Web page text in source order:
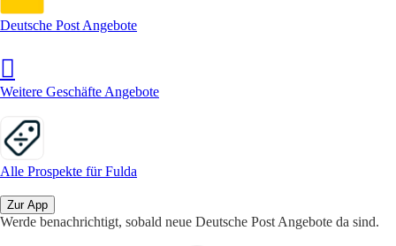
Deutsche Post Angebote
Weitere Geschäfte Angebote
Alle Prospekte für Fulda
Zur App
Werde benachrichtigt, sobald neue Deutsche Post Angebote da sind.